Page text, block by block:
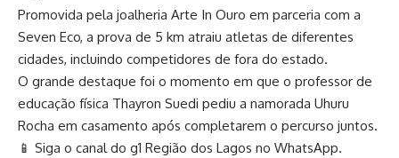
Promovida pela joalheria Arte In Ouro em parceria com a
Seven Eco, a prova de 5 km atraiu atletas de diferentes
cidades, incluindo competidores de fora do estado.
O grande destaque foi o momento em que o professor de
educação física Thayron Suedi pediu a namorada Uhuru
Rocha em casamento após completarem o percurso juntos.
📱 Siga o canal do g1 Região dos Lagos no WhatsApp.